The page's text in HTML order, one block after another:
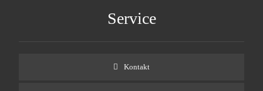
Service
Kontakt